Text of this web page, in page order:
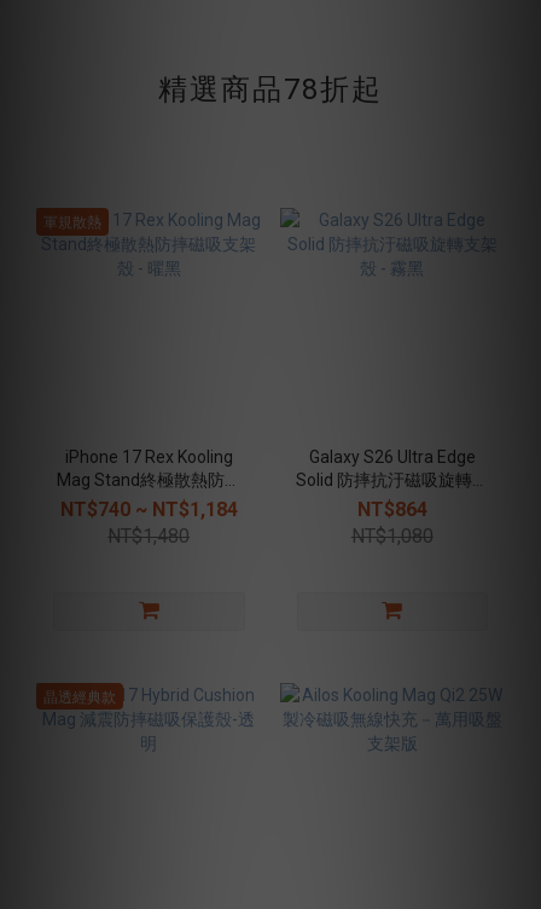
精選商品78折起
軍規散熱
iPhone 17 Rex Kooling
Mag Stand終極散熱防摔
磁吸支架殼 - 曜黑
NT$740 ~ NT$1,184
NT$1,480
Galaxy S26 Ultra Edge
Solid 防摔抗汙磁吸旋轉支
架殼 - 霧黑
NT$864
NT$1,080
晶透經典款